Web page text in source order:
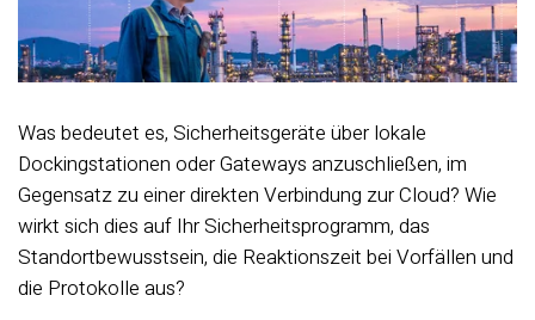
Was bedeutet es, Sicherheitsgeräte über lokale
Dockingstationen oder Gateways anzuschließen, im
Gegensatz zu einer direkten Verbindung zur Cloud? Wie
wirkt sich dies auf Ihr Sicherheitsprogramm, das
Standortbewusstsein, die Reaktionszeit bei Vorfällen und
die Protokolle aus?